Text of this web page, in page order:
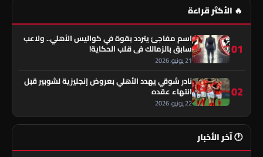
🔥 الأكثر قراءة
01
اسم مفاجئ يتردد بقوة في كواليس الأهلي.. ولاعب
سابق بالزمالك في قلب الحكاية!
21 يونيو، 2026
02
نادر شوقي يهدد الأهلي بعروض إنجليزية لشوبير قبل
انتهاء عقده
22 يونيو، 2026
🕐 آخر الأخبار